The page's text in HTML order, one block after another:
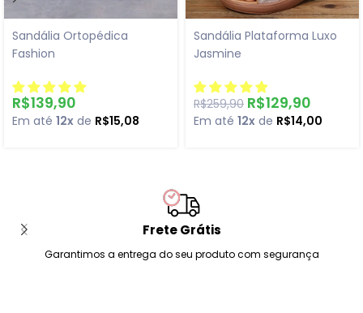
Sandália Ortopédica
Fashion
R$139,90
Em até 12x de R$15,08
Sandália Plataforma Luxo
Jasmine
R$259,90 R$129,90
Em até 12x de R$14,00
Frete Grátis
Garantimos a entrega do seu produto com segurança